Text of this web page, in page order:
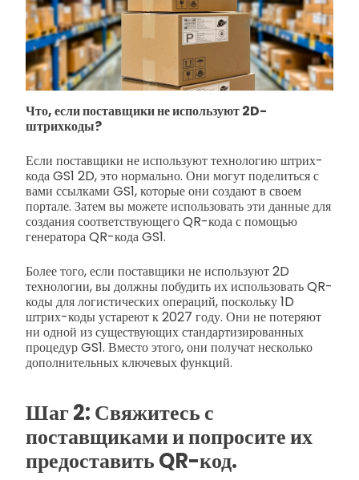
Что, если поставщики не используют 2D-
штрихкоды?
Если поставщики не используют технологию штрих-
кода GS1 2D, это нормально. Они могут поделиться с
вами ссылками GS1, которые они создают в своем
портале. Затем вы можете использовать эти данные для
создания соответствующего QR-кода с помощью
генератора QR-кода GS1.
Более того, если поставщики не используют 2D
технологии, вы должны побудить их использовать QR-
коды для логистических операций, поскольку 1D
штрих-коды устареют к 2027 году. Они не потеряют
ни одной из существующих стандартизированных
процедур GS1. Вместо этого, они получат несколько
дополнительных ключевых функций.
Шаг 2: Свяжитесь с
поставщиками и попросите их
предоставить QR-код.